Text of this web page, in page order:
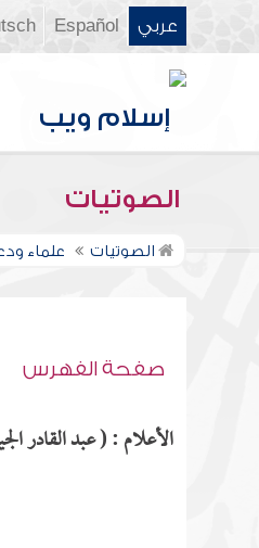
عربي Español
الصوتيات
الصوتيات علماء
صفحة الفهرس
الأعلام : ( عبد القادر